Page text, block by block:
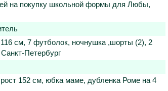
на покупку школьной формы для Любы,
см, 7 футболок, ночнушка ,шорты (2), 2
Петербург
152 см, юбка маме, дубленка Роме на 4